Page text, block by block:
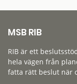
MSB RIB
RIB är ett
hela vägen från
fatta rätt beslut när